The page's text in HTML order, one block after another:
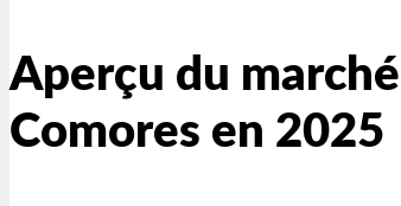
Aperçu du
Comores en 2025